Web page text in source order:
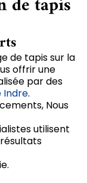
de tapis sur la
offrir une
par des
Indre.
Nous
utilisent